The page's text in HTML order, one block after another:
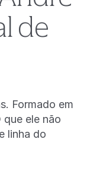
de
Formado em
ele não
linha do